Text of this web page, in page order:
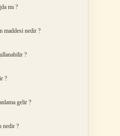
mı ?
maddesi nedir ?
?
?
gelir ?
nedir ?